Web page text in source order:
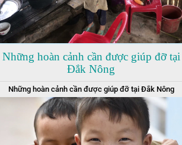
Những hoàn cảnh cần được giúp đỡ tại
Đắk Nông
Những hoàn cảnh cần được giúp đỡ tại Đắk Nông